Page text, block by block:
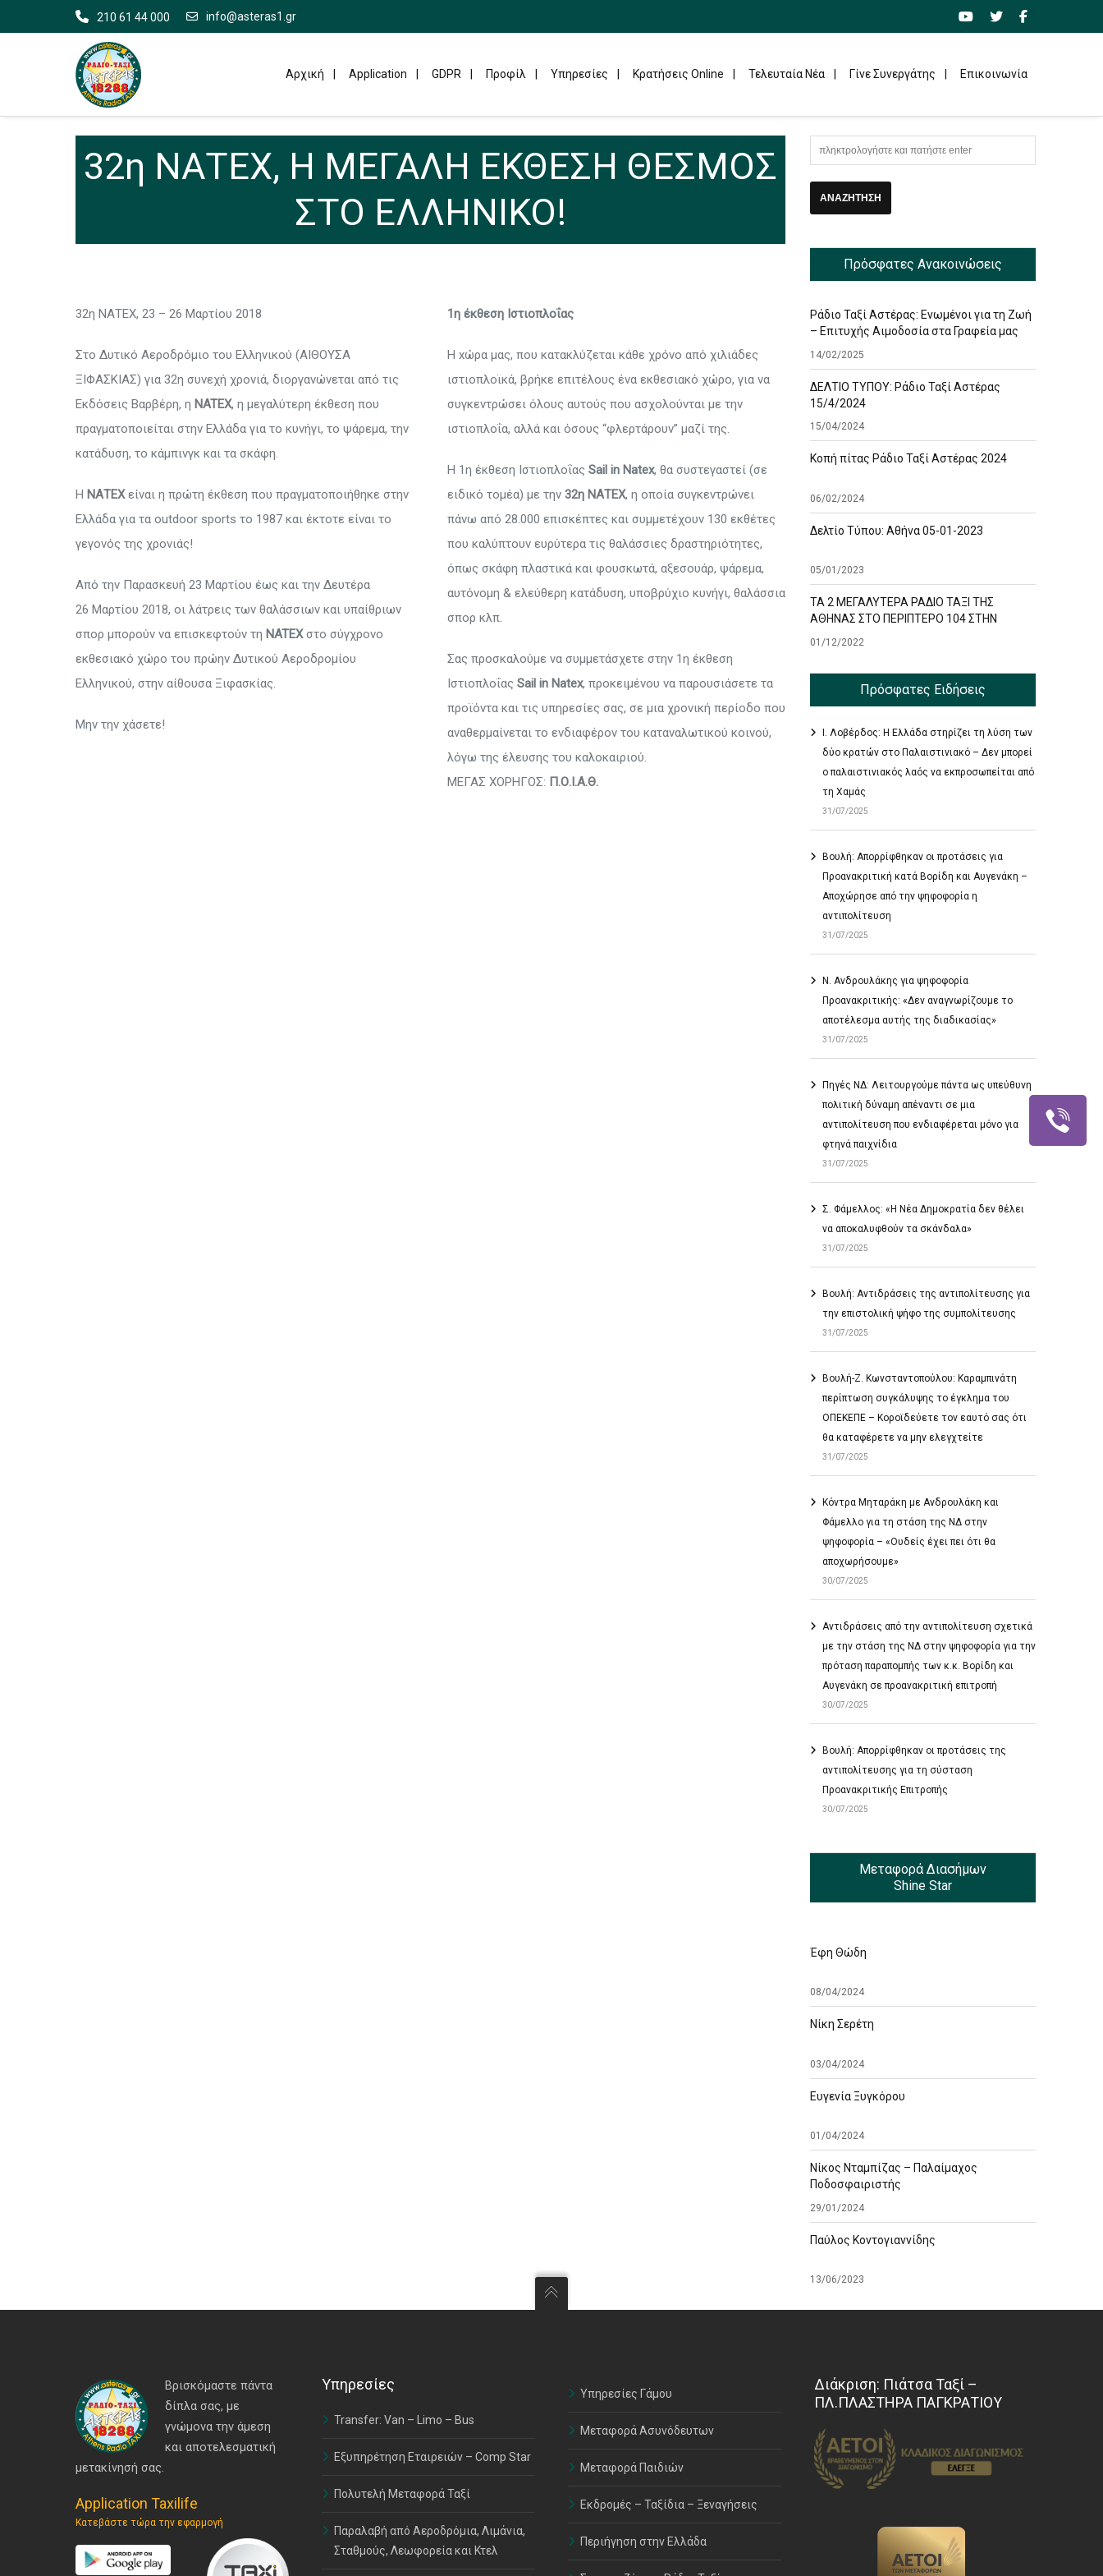
210 61 44 000 info@asteras1.gr
Αρχική Application GDPR Προφίλ Υπηρεσίες Κρατήσεις Online Τελευταία Νέα Γίνε Συνεργάτης Επικοινωνία
32η ΝΑΤΕΧ, Η ΜΕΓΑΛΗ ΕΚΘΕΣΗ ΘΕΣΜΟΣ
ΣΤΟ ΕΛΛΗΝΙΚΟ!
32η ΝΑΤΕΧ, 23 – 26 Μαρτίου 2018
Στο Δυτικό Αεροδρόμιο του Ελληνικού (ΑΙΘΟΥΣΑ
ΞΙΦΑΣΚΙΑΣ) για 32η συνεχή χρονιά, διοργανώνεται από τις
Εκδόσεις Βαρβέρη, η NATEX, η μεγαλύτερη έκθεση που
πραγματοποιείται στην Ελλάδα για το κυνήγι, το ψάρεμα, την
κατάδυση, το κάμπινγκ και τα σκάφη.
Η ΝΑΤΕΧείναι η πρώτη έκθεση που πραγματοποιήθηκε στην
Ελλάδα για τα outdoor sports το 1987 και έκτοτε είναι το
γεγονός της χρονιάς!
Από την Παρασκευή 23 Μαρτίου έως και την Δευτέρα
26 Mαρτίου 2018, οι λάτρεις των θαλάσσιων και υπαίθριων
σπορ μπορούν να επισκεφτούν τη NATEXστο σύγχρονο
εκθεσιακό χώρο του πρώην Δυτικού Αεροδρομίου
Ελληνικού, στην αίθουσα Ξιφασκίας.
Μην την χάσετε!
1η έκθεση Ιστιοπλοΐας
Η xώρα μας, που κατακλύζεται κάθε χρόνο από χιλιάδες
ιστιοπλοϊκά, βρήκε επιτέλους ένα εκθεσιακό χώρο, για να
συγκεντρώσει όλους αυτούς που ασχολούνται με την
ιστιοπλοΐα, αλλά και όσους “φλερτάρουν” μαζί της.
Η 1η έκθεση Ιστιοπλοΐας Sail in Natex, θα συστεγαστεί (σε
ειδικό τομέα) με την 32η ΝΑΤΕΧ, η οποία συγκεντρώνει
πάνω από 28.000 επισκέπτες και συμμετέχουν 130 εκθέτες
που καλύπτουν ευρύτερα τις θαλάσσιες δραστηριότητες,
όπως σκάφη πλαστικά και φουσκωτά, αξεσουάρ, ψάρεμα,
αυτόνομη & ελεύθερη κατάδυση, υποβρύχιο κυνήγι, θαλάσσια
σπορ κλπ.
Σας προσκαλούμε να συμμετάσχετε στην 1η έκθεση
Ιστιοπλοΐας Sail in Natex, προκειμένου να παρουσιάσετε τα
προϊόντα και τις υπηρεσίες σας, σε μια χρονική περίοδο που
αναθερμαίνεται το ενδιαφέρον του καταναλωτικού κοινού,
λόγω της έλευσης του καλοκαιριού.
ΜΕΓΑΣ ΧΟΡΗΓΟΣ: Π.Ο.Ι.Α.Θ.
Πρόσφατες Ανακοινώσεις
Ράδιο Ταξί Αστέρας: Ενωμένοι για τη Ζωή
– Επιτυχής Αιμοδοσία στα Γραφεία μας
14/02/2025
ΔΕΛΤΙΟ ΤΥΠΟΥ: Ράδιο Ταξί Αστέρας
15/4/2024
15/04/2024
Κοπή πίτας Ράδιο Ταξί Αστέρας 2024
06/02/2024
Δελτίο Τύπου: Αθήνα 05-01-2023
05/01/2023
ΤΑ 2 ΜΕΓΑΛΥΤΕΡΑ ΡΑΔΙΟ ΤΑΞΙ ΤΗΣ
ΑΘΗΝΑΣ ΣΤΟ ΠΕΡΙΠΤΕΡΟ 104 ΣΤΗΝ
01/12/2022
Πρόσφατες Ειδήσεις
Ι. Λοβέρδος: Η Ελλάδα στηρίζει τη λύση των
δύο κρατών στο Παλαιστινιακό – Δεν μπορεί
ο παλαιστινιακός λαός να εκπροσωπείται από
τη Χαμάς
31/07/2025
Βουλή: Απορρίφθηκαν οι προτάσεις για
Προανακριτική κατά Βορίδη και Αυγενάκη –
Αποχώρησε από την ψηφοφορία η
αντιπολίτευση
31/07/2025
Ν. Ανδρουλάκης για ψηφοφορία
Προανακριτικής: «Δεν αναγνωρίζουμε το
αποτέλεσμα αυτής της διαδικασίας»
31/07/2025
Πηγές ΝΔ: Λειτουργούμε πάντα ως υπεύθυνη
πολιτική δύναμη απέναντι σε μια
αντιπολίτευση που ενδιαφέρεται μόνο για
φτηνά παιχνίδια
31/07/2025
Σ. Φάμελλος: «Η Νέα Δημοκρατία δεν θέλει
να αποκαλυφθούν τα σκάνδαλα»
31/07/2025
Βουλή: Αντιδράσεις της αντιπολίτευσης για
την επιστολική ψήφο της συμπολίτευσης
31/07/2025
Βουλή-Ζ. Κωνσταντοπούλου: Καραμπινάτη
περίπτωση συγκάλυψης το έγκλημα του
ΟΠΕΚΕΠΕ – Κοροϊδεύετε τον εαυτό σας ότι
θα καταφέρετε να μην ελεγχτείτε
31/07/2025
Κόντρα Μηταράκη με Ανδρουλάκη και
Φάμελλο για τη στάση της ΝΔ στην
ψηφοφορία – «Ουδείς έχει πει ότι θα
αποχωρήσουμε»
30/07/2025
Αντιδράσεις από την αντιπολίτευση σχετικά
με την στάση της ΝΔ στην ψηφοφορία για την
πρόταση παραπομπής των κ.κ. Βορίδη και
Αυγενάκη σε προανακριτική επιτροπή
30/07/2025
Βουλή: Απορρίφθηκαν οι προτάσεις της
αντιπολίτευσης για τη σύσταση
Προανακριτικής Επιτροπής
30/07/2025
Μεταφορά Διασήμων
Shine Star
Έφη Θώδη
08/04/2024
Νίκη Σερέτη
03/04/2024
Ευγενία Ξυγκόρου
01/04/2024
Νίκος Νταμπίζας – Παλαίμαχος
Ποδοσφαιριστής
29/01/2024
Παύλος Κοντογιαννίδης
13/06/2023
Βρισκόμαστε πάντα
δίπλα σας, με
γνώμονα την άμεση
και αποτελεσματική
μετακίνησή σας.
Application Taxilife
Κατεβάστε τώρα την εφαρμογή
Υπηρεσίες
Transfer: Van – Limo – Bus
Εξυπηρέτηση Εταιρειών – Comp Star
Πολυτελή Μεταφορά Ταξί
Παραλαβή από Αεροδρόμια, Λιμάνια,
Σταθμούς, Λεωφορεία και Κτελ
Υπηρεσίες Γάμου
Μεταφορά Ασυνόδευτων
Μεταφορά Παιδιών
Εκδρομές – Ταξίδια – Ξεναγήσεις
Περιήγηση στην Ελλάδα
Διάκριση: Πιάτσα Ταξί –
ΠΛ.ΠΛΑΣΤΗΡΑ ΠΑΓΚΡΑΤΙΟΥ